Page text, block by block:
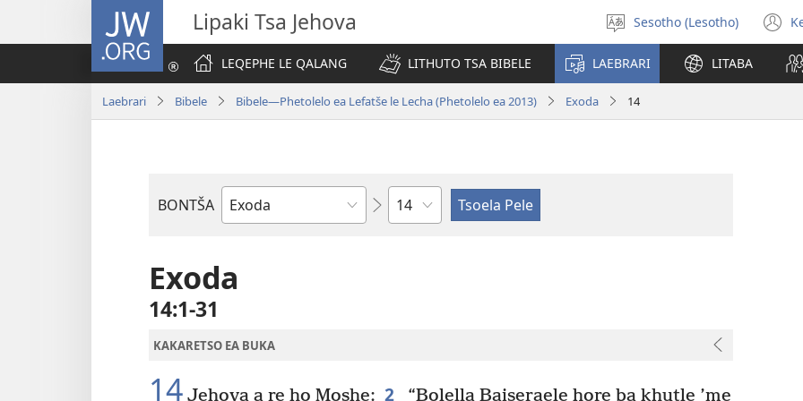
JW.ORG Lipaki Tsa Jehova
Khetha
puo
Sesotho (Lesotho)
LEQEPHE LE QALANG
LITHUTO TSA BIBELE LAEBRARI LITABA
Laebrari Bibele Bibele—Phetolelo ea Lefatše le Lecha (Phetolelo ea 2013) Exoda 14
BONTŠA
Buka
KHaolo
Exoda
14:1-31
KAKARETSO EA BUKA
14 Jehova a re ho Moshe: 2
“Bolella Baiseraele hore ba khutle ’me